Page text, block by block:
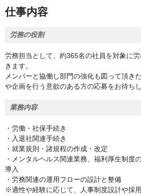
仕事内容
労務の役割
労務担当として、約365名の社員を対象に
きます。
メンバーと協働し部門の強化も図って頂き
や企画を行う意欲のある方の応募をお待ち
業務内容
・労働・社保手続き
・入退社関連手続き
・就業規則・諸規程の作成・改定
・メンタルヘルス関連業務、福利厚生制度
導入
・労務関連の運用フローの設計と整備
※適性や経験に応じて、人事制度設計や採